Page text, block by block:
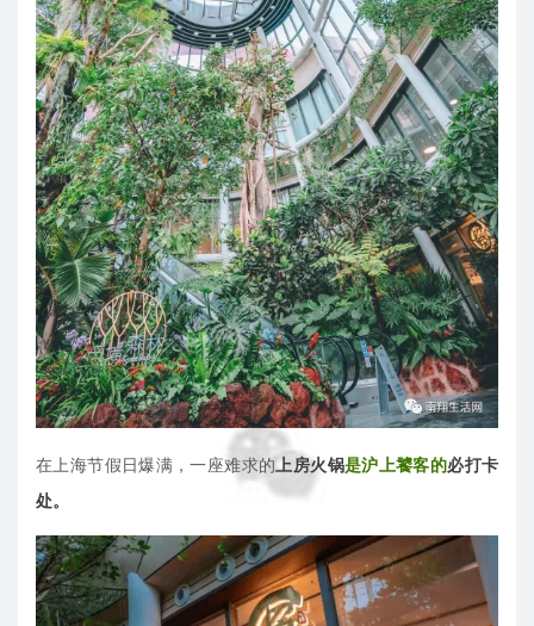
在上海节假日爆满，一座难求的上房火锅是沪上饕客的必打卡
处。